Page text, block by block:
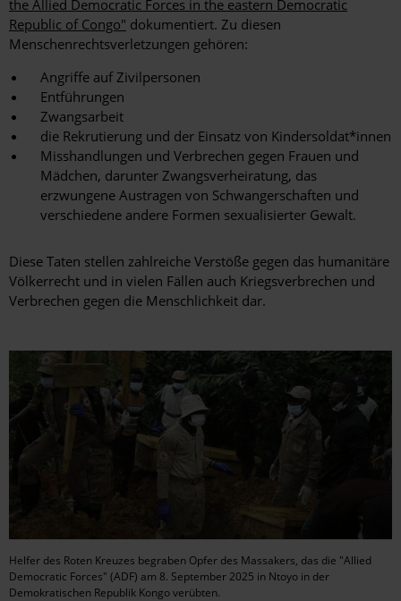
the Allied Democratic Forces in the eastern Democratic
Republic of Congo" dokumentiert. Zu diesen
Menschenrechtsverletzungen gehören:
Angriffe auf Zivilpersonen
Entführungen
Zwangsarbeit
die Rekrutierung und der Einsatz von Kindersoldat*innen
Misshandlungen und Verbrechen gegen Frauen und
Mädchen, darunter Zwangsverheiratung, das
erzwungene Austragen von Schwangerschaften und
verschiedene andere Formen sexualisierter Gewalt.
Diese Taten stellen zahlreiche Verstöße gegen das humanitäre
Völkerrecht und in vielen Fällen auch Kriegsverbrechen und
Verbrechen gegen die Menschlichkeit dar.
Helfer des Roten Kreuzes begraben Opfer des Massakers, das die "Allied
Democratic Forces" (ADF) am 8. September 2025 in Ntoyo in der
Demokratischen Republik Kongo verübten.